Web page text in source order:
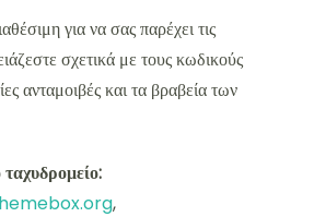
για να σας παρέχει τις
σχετικά με τους κωδικούς
ανταμοιβές και τα βραβεία των
,